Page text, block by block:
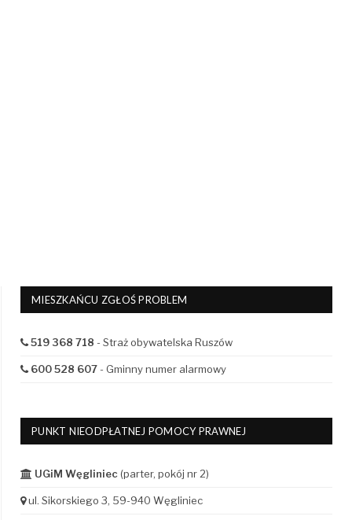
MIESZKAŃCU ZGŁOŚ PROBLEM
519 368 718 - Straż obywatelska Ruszów
600 528 607- Gminny numer alarmowy
PUNKT NIEODPŁATNEJ POMOCY PRAWNEJ
UGiM Węgliniec (parter, pokój nr 2)
ul. Sikorskiego 3, 59-940 Węgliniec